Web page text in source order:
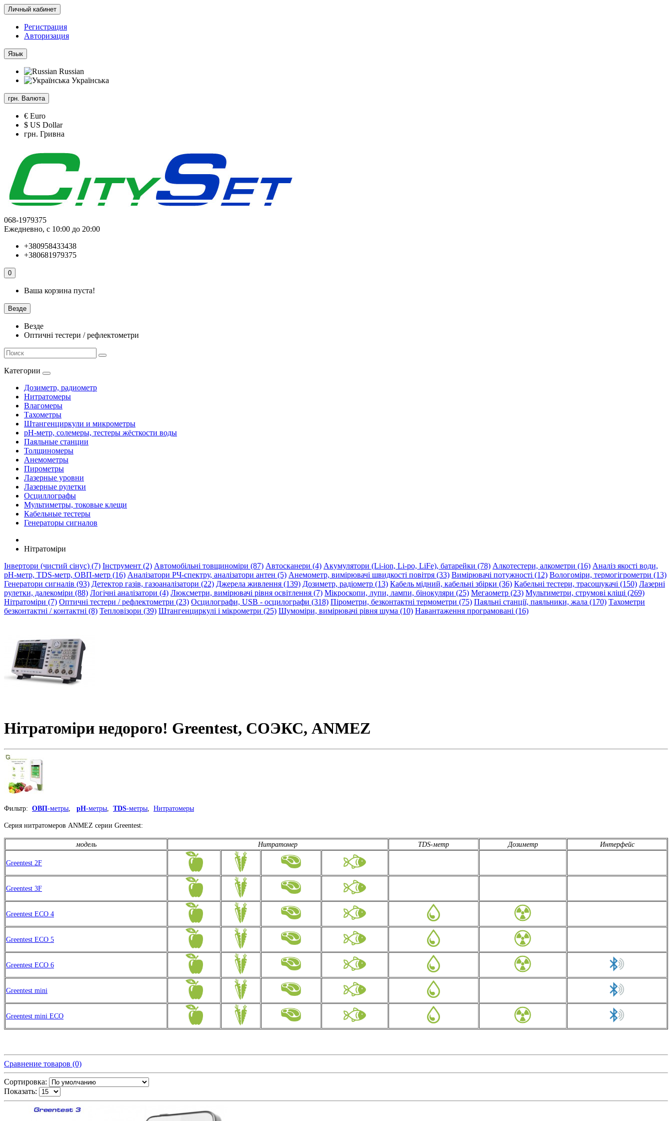
Личный кабинет
Регистрация
Авторизация
Язык
Russian
Українська
грн. Валюта
€ Euro
$ US Dollar
грн. Гривна
068-1979375
Ежедневно, с 10:00 до 20:00
+380958433438
+380681979375
0
Ваша корзина пуста!
Везде
Везде
Оптичні тестери / рефлектометри
Категории
Дозиметр, радиометр
Нитратомеры
Влагомеры
Тахометры
Штангенциркули и микрометры
pH-метр, солемеры, тестеры жёсткости воды
Паяльные станции
Толщиномеры
Анемометры
Пирометры
Лазерные уровни
Лазерные рулетки
Осциллографы
Мультиметры, токовые клещи
Кабельные тестеры
Генераторы сигналов
Нітратоміри
Інвертори (чистий сінус) (7) Інструмент (2) Автомобільні товщиноміри (87) Автосканери (4) Акумулятори (Li-ion, Li-po, LiFe), батарейки (78) Алкотестери, алкометри (16) Аналіз якості води,
pH-метр, TDS-метр, ОВП-метр (16) Аналізатори РЧ-спектру, аналізатори антен (5) Анемометр, вимірювачі швидкості повітря (33) Вимірювачі потужності (12) Вологоміри, термогігрометри (13)
Генератори сигналів (93) Детектор газів, газоаналізатори (22) Джерела живлення (139) Дозиметр, радіометр (13) Кабель мідний, кабельні збірки (36) Кабельні тестери, трасошукачі (150) Лазерні
рулетки, далекоміри (88) Логічні аналізатори (4) Люксметри, вимірювачі рівня освітлення (7) Мікроскопи, лупи, лампи, бінокуляри (25) Мегаометр (23) Мультиметри, струмові кліщі (269)
Нітратоміри (7) Оптичні тестери / рефлектометри (23) Осцилографи, USB - осцилографи (318) Пірометри, безконтактні термометри (75) Паяльні станції, паяльники, жала (170) Тахометри
безконтактні / контактні (8) Тепловізори (39) Штангенциркулі і мікрометри (25) Шумоміри, вимірювачі рівня шума (10) Навантаження програмовані (16)
Нітратоміри недорого! Greentest, СОЭКС, ANMEZ
Фильтр: ОВП-метры pH-метры TDS-метры Нитратомеры
Серия нитратомеров ANMEZ серии Greentest:
модель Нитратомер TDS-метр Дозиметр Интерфейс
Greentest 2F
Greentest 3F
Greentest ECO 4
Greentest ECO 5
Greentest ECO 6
Greentest mini
Greentest mini ECO
Сравнение товаров (0)
Сортировка:
Показать: